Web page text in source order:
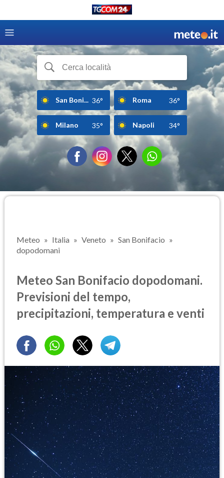
San Boni... 36° Roma 36°
Milano 35° Napoli 34°
Meteo Italia Veneto
San Bonifacio
dopodomani
Meteo San Bonifacio dopodomani.
Previsioni del tempo,
precipitazioni, temperatura e venti